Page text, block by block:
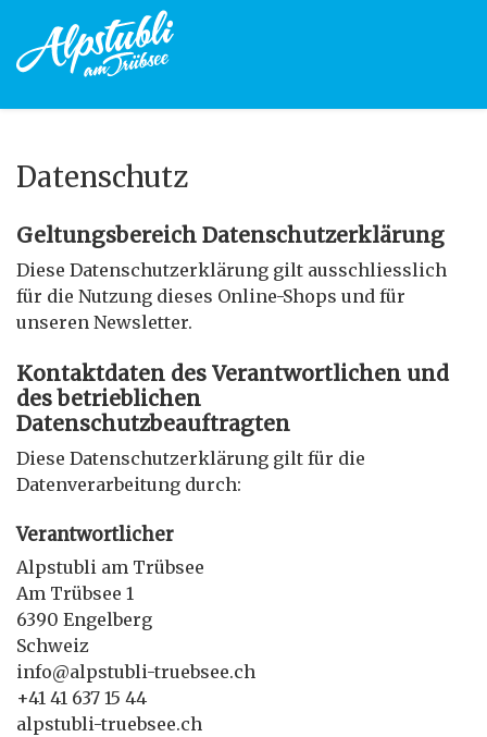
Datenschutz
Geltungsbereich Datenschutzerklärung
Diese Datenschutzerklärung gilt ausschliesslich
für die Nutzung dieses Online-Shops und für
unseren Newsletter.
Kontaktdaten des Verantwortlichen und
des betrieblichen
Datenschutzbeauftragten
Diese Datenschutzerklärung gilt für die
Datenverarbeitung durch:
Verantwortlicher
Alpstubli am Trübsee
Am Trübsee 1
6390 Engelberg
Schweiz
info@alpstubli-truebsee.ch
+41 41 637 15 44
alpstubli-truebsee.ch